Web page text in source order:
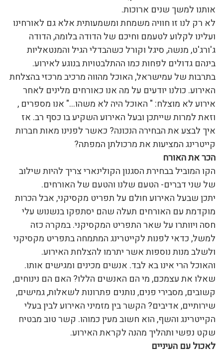
אותנו למשך שנים ארוכות.
לא רק לנו זו חוויה משמחת ומשמעותית אלא גם לאורחינו
ועלינו לקלוע לטעמם וחיכם של הדודה בלומה, הדודה
ג'ורג'ט, מנשה, סיגל וקורל כשהבדלי הגיל והמנטאליות
בינהם גדולים לפחות כמו ההתלבטויות בנוגע לאירוע.
בתרבות של עמישראל, האוכל מהווה מרכיב מרכזי בהצלחת
האירוע. כולנו יודעים על מה אנו כאורחים מלינים לאחר
אירוע לא מוצלח: " האוכל היה לא משהו…" אנו מספרים ,
וזאת למרות שייתכן ובעל האירוע השקיע בו כסף רב. אז
איך לבצע את הבחירה הנכונה? כאשר לפנינו מאות חברות
קייטרינג המציעות את מרכולתן המפתה?
הכר את האורח
הקו המוביל בבחירת הסגנון הקולינארי צריך להיות שילוב
של שני דברים- הטעם שלנו והטעם של האורחים.
יתכן שבעל האירוע חולם על תפריט מקסיקני, אבל הכרות
מוקדמת עם האורחים תעלה שהם יסתפקו בנשנוש עלי
חסה ויוותרו על שאר התפריט המקסיקני. במקרה כזה
למשל, כדאי לפנות לקייטרינג המתמחה בתפריט מקסיקני
ולשלב מנות נוספות אשר יתרמו להצלחת האירוע.
והאוכל הרי אינו בא לבד. אנשים מכינים ומגישים אותו.
שאלו את עצמכם, מי הם האנשים הללו? האם הם נינוחים,
קשובים, מסבירי פנים, נותנים פתרונות לשאלות, גמישים,
שירותיים, אדיבים? הקשר בין מזמיני האירוע לבין בעלי
הקייטרינג והשף, הוא חשוב מעין כמוהו. קשר טוב מבטיח
שקט נפשי ותהליך מהנה לקראת האירוע.
לאכול עם העיניים